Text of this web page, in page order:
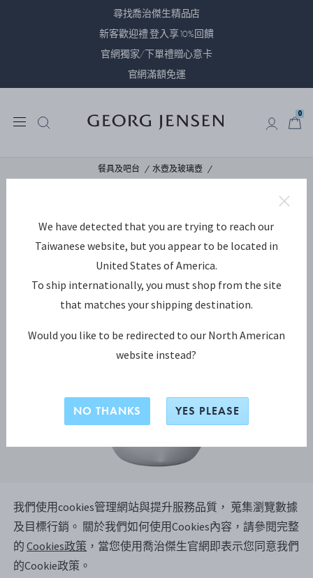
尋找喬治傑生精品店
新客歡迎禮 登入享10%回饋
官網獨家/下單禮贈心意卡
官網滿額免運
0
餐具及吧台 水壺及玻璃壺
SKY 水瓶
我們使用cookies管理網站與提升服務品質， 蒐集瀏覽數據
及目標行銷。 關於我們如何使用Cookies內容，請參閱完整
的Cookies政策 ，當您使用喬治傑生官網即表示您同意我們
的Cookie政策。
We have detected that you are trying to reach our
Taiwanese website, but you appear to be located in
United States of America.
To ship internationally, you must shop from the site
that matches your shipping destination.
Would you like to be redirected to our North American
website instead?
NO THANKS YES PLEASE